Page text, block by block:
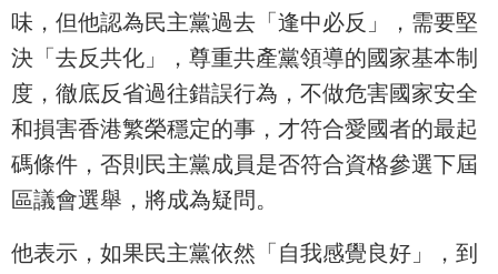
味，但他認為民主黨過去「逢中必反」，需要堅
決「去反共化」，尊重共產黨領導的國家基本制
度，徹底反省過往錯誤行為，不做危害國家安全
和損害香港繁榮穩定的事，才符合愛國者的最起
碼條件，否則民主黨成員是否符合資格參選下屆
區議會選舉，將成為疑問。
他表示，如果民主黨依然「自我感覺良好」，到